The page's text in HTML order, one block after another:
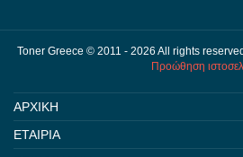
Toner Greece © 2011 - 2026 All rights reserved
Προώθηση
ΑΡΧΙΚΗ
ΕΤΑΙΡΙΑ